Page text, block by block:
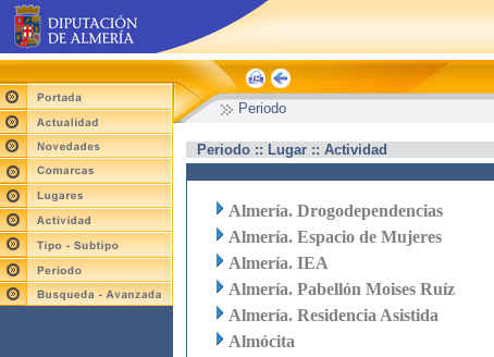
Periodo
Periodo :: Lugar :: Actividad
Almería. Drogodependencias
Almería. Espacio de Mujeres
Almería. IEA
Almería. Pabellón Moises Ruíz
Almería. Residencia Asistida
Almócita